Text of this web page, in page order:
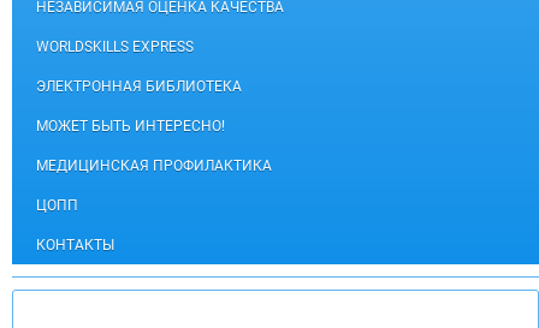
НЕЗАВИСИМАЯ ОЦЕНКА КАЧЕСТВА
WORLDSKILLS EXPRESS
ЭЛЕКТРОННАЯ БИБЛИОТЕКА
МОЖЕТ БЫТЬ ИНТЕРЕСНО!
МЕДИЦИНСКАЯ ПРОФИЛАКТИКА
ЦОПП
КОНТАКТЫ